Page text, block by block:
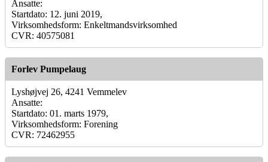
Ansatte:
Startdato: 12. juni 2019,
Virksomhedsform: Enkeltmandsvirksomhed
CVR: 40575081
Forlev Pumpelaug
Lyshøjvej 26, 4241 Vemmelev
Ansatte:
Startdato: 01. marts 1979,
Virksomhedsform: Forening
CVR: 72462955